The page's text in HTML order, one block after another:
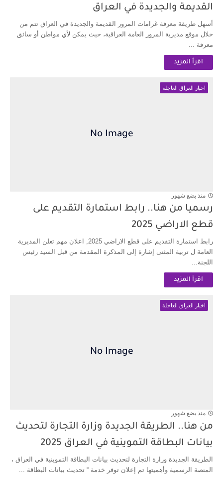
القديمة والجديدة في العراق
أسهل طريقة معرفة غرامات المرور القديمة والجديدة في العراق تتم من
خلال موقع مديرية المرور العامة العراقية، حيث يمكن لأي مواطن أو سائق
معرفة ...
اقرأ المزيد
اخبار العراق العاجلة
منذ بضع شهور
رسميا من هنا.. رابط استمارة التقديم على
قطع الاراضي 2025
رابط استمارة التقديم على قطع الاراضي 2025, اعلان مهم تعلن المديرية
العامة ل تربية المثنى إشارة إلى المذكرة المقدمة من قبل السيد رئيس
اللجنة...
اقرأ المزيد
اخبار العراق العاجلة
منذ بضع شهور
من هنا.. الطريقة الجديدة وزارة التجارة لتحديث
بيانات البطاقة التموينية في العراق 2025
الطريقة الجديدة وزارة التجارة لتحديث بيانات البطاقة التموينية في العراق ،
المنصة الرسمية وأهميتها تم إعلان توفر خدمة “ تحديث بيانات البطاقة ...